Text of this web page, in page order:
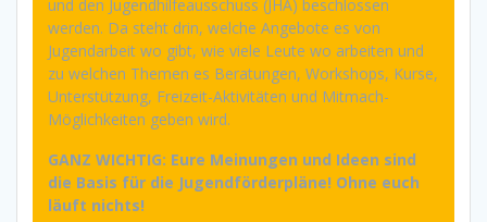
und den Jugendhilfeausschuss (JHA) beschlossen
werden. Da steht drin, welche Angebote es von
Jugendarbeit wo gibt, wie viele Leute wo arbeiten und
zu welchen Themen es Beratungen, Workshops, Kurse,
Unterstützung, Freizeit-Aktivitäten und Mitmach-
Möglichkeiten geben wird.
GANZ WICHTIG: Eure Meinungen und Ideen sind
die Basis für die Jugendförderpläne! Ohne euch
läuft nichts!